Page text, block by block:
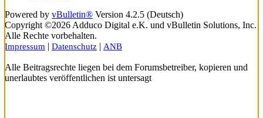
Powered by vBulletin® Version 4.2.5 (Deutsch)
Copyright ©2026 Adduco Digital e.K. und vBulletin Solutions, Inc.
Alle Rechte vorbehalten.
Impressum | Datenschutz | ANB
Alle Beitragsrechte liegen bei dem Forumsbetreiber, kopieren und
unerlaubtes veröffentlichen ist untersagt